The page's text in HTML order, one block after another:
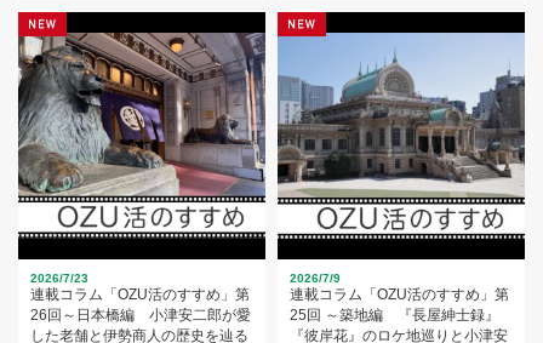
2026/7/23
連載コラム「OZU活のすすめ」第
26回～日本橋編 小津安二郎が愛
した老舗と伊勢商人の歴史を辿る
2026/7/9
連載コラム「OZU活のすすめ」第
25回 ～築地編 『長屋紳士録』
『彼岸花』のロケ地巡りと小津安